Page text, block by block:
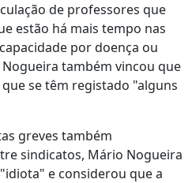
de professores que
estão há mais tempo nas
por doença ou
também vincou que
se têm registado "alguns
greves também
sindicatos, Mário Nogueira
e considerou que a